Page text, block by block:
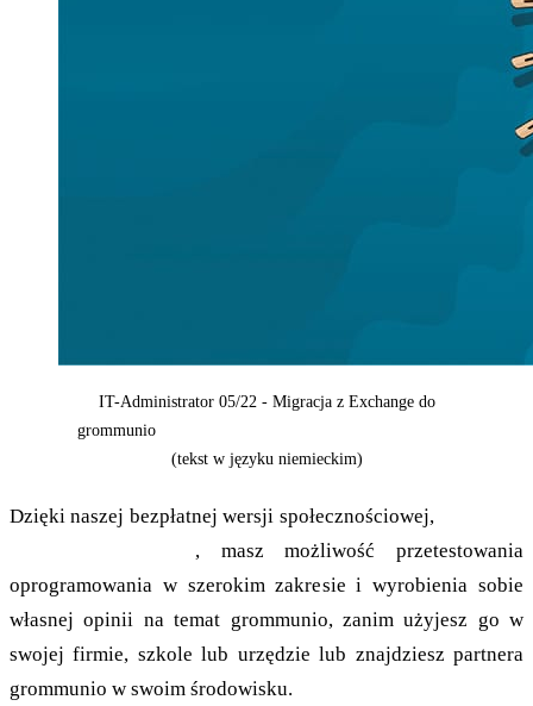
IT-Administrator 05/22 - Migracja z Exchange do
grommunio
(tekst w języku niemieckim)
Dzięki naszej bezpłatnej wersji społecznościowej,
, masz możliwość przetestowania
oprogramowania w szerokim zakresie i wyrobienia sobie
własnej opinii na temat grommunio, zanim użyjesz go w
swojej firmie, szkole lub urzędzie lub znajdziesz partnera
grommunio w swoim środowisku.